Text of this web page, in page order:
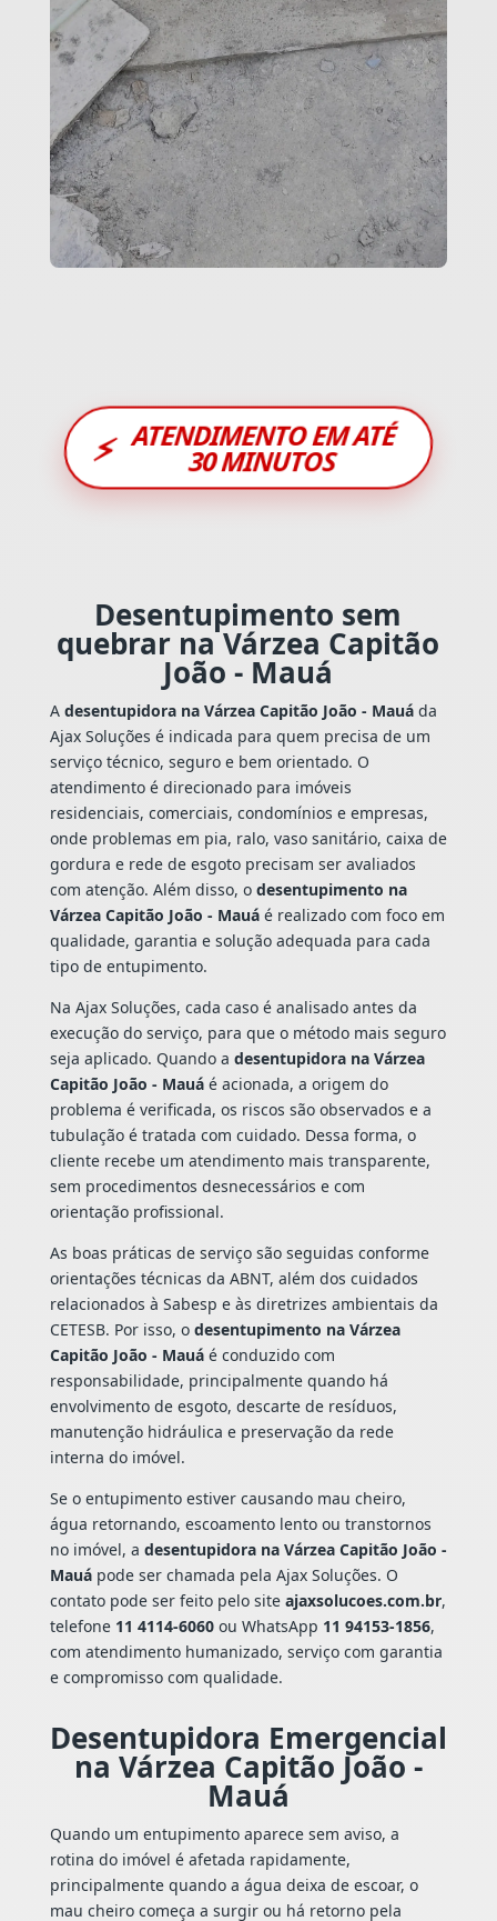
⚡ ATENDIMENTO EM ATÉ
30 MINUTOS
Desentupimento sem
quebrar na Várzea Capitão
João - Mauá
A desentupidora na Várzea Capitão João - Mauáda
Ajax Soluções é indicada para quem precisa de um
serviço técnico, seguro e bem orientado. O
atendimento é direcionado para imóveis
residenciais, comerciais, condomínios e empresas,
onde problemas em pia, ralo, vaso sanitário, caixa de
gordura e rede de esgoto precisam ser avaliados
com atenção. Além disso, o desentupimento na
Várzea Capitão João - Mauáé realizado com foco em
qualidade, garantia e solução adequada para cada
tipo de entupimento.
Na Ajax Soluções, cada caso é analisado antes da
execução do serviço, para que o método mais seguro
seja aplicado. Quando a desentupidora na Várzea
Capitão João - Mauáé acionada, a origem do
problema é verificada, os riscos são observados e a
tubulação é tratada com cuidado. Dessa forma, o
cliente recebe um atendimento mais transparente,
sem procedimentos desnecessários e com
orientação profissional.
As boas práticas de serviço são seguidas conforme
orientações técnicas da ABNT, além dos cuidados
relacionados à Sabesp e às diretrizes ambientais da
CETESB. Por isso, o desentupimento na Várzea
Capitão João - Mauáé conduzido com
responsabilidade, principalmente quando há
envolvimento de esgoto, descarte de resíduos,
manutenção hidráulica e preservação da rede
interna do imóvel.
Se o entupimento estiver causando mau cheiro,
água retornando, escoamento lento ou transtornos
no imóvel, a desentupidora na Várzea Capitão João -
Mauápode ser chamada pela Ajax Soluções. O
contato pode ser feito pelo site ajaxsolucoes.com.br,
telefone 11 4114-6060ou WhatsApp 11 94153-1856,
com atendimento humanizado, serviço com garantia
e compromisso com qualidade.
Desentupidora Emergencial
na Várzea Capitão João -
Mauá
Quando um entupimento aparece sem aviso, a
rotina do imóvel é afetada rapidamente,
principalmente quando a água deixa de escoar, o
mau cheiro começa a surgir ou há retorno pela